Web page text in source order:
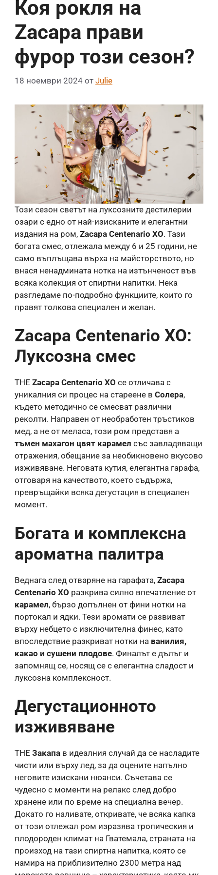
Коя рокля на
Zacapa прави
фурор този сезон?
18 ноември 2024 от Julie
Този сезон светът на луксозните дестилерии
озари с едно от най-изисканите и елегантни
издания на ром, Zacapa Centenario XO. Тази
богата смес, отлежала между 6 и 25 години, не
само въплъщава върха на майсторството, но
внася ненадмината нотка на изтънченост във
всяка колекция от спиртни напитки. Нека
разгледаме по-подробно функциите, които го
правят толкова специален и желан.
Zacapa Centenario XO:
Луксозна смес
THE Zacapa Centenario XO се отличава с
уникалния си процес на стареене в Солера,
където методично се смесват различни
реколти. Направен от необработен тръстиков
мед, а не от меласа, този ром представя a
тъмен махагон цвят карамел със завладяващи
отражения, обещание за необикновено вкусово
изживяване. Неговата кутия, елегантна гарафа,
отговаря на качеството, което съдържа,
превръщайки всяка дегустация в специален
момент.
Богата и комплексна
ароматна палитра
Веднага след отваряне на гарафата, Zacapa
Centenario XO разкрива силно впечатление от
карамел, бързо допълнен от фини нотки на
портокал и ядки. Тези аромати се развиват
върху небцето с изключителна финес, като
впоследствие разкриват нотки на ванилия,
какао и сушени плодове. Финалът е дълъг и
запомнящ се, носящ се с елегантна сладост и
луксозна комплексност.
Дегустационното
изживяване
THE Закапа в идеалния случай да се насладите
чисти или върху лед, за да оцените напълно
неговите изискани нюанси. Съчетава се
чудесно с моменти на релакс след добро
хранене или по време на специална вечер.
Докато го наливате, откривате, че всяка капка
от този отлежал ром изразява тропическия и
плодороден климат на Гватемала, страната на
произход на тази спиртна напитка, която се
намира на приблизително 2300 метра над